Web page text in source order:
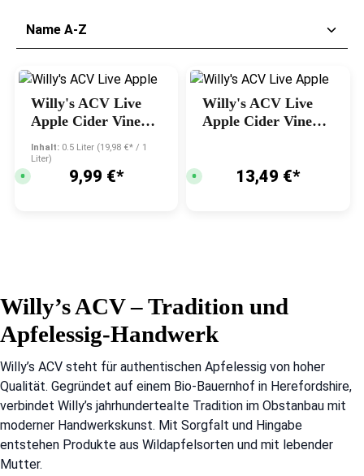
Willy’s ACV – Tradition und
Apfelessig-Handwerk
Willy’s ACV steht für authentischen Apfelessig von hoher
Qualität. Gegründet auf einem Bio-Bauernhof in Herefordshire,
verbindet Willy’s jahrhundertealte Tradition im Obstanbau mit
moderner Handwerkskunst. Mit Sorgfalt und Hingabe
entstehen Produkte aus Wildapfelsorten und mit lebender
Mutter.
Willy's ACV Live
Apple Cider Vinegar
ORIGINAL 500ml,
BIO
Inhalt: 0.5 Liter (19,98 €* / 1
Liter)
S
o
a
r
L
i
f
e
r
z
e
i
t
:
2
-
5
T
9,99 €*
Willy's ACV Live
Apple Cider Vinegar
500ml, BIO
S
o
a
r
L
i
e
r
z
e
i
:
2
-
13,49 €*